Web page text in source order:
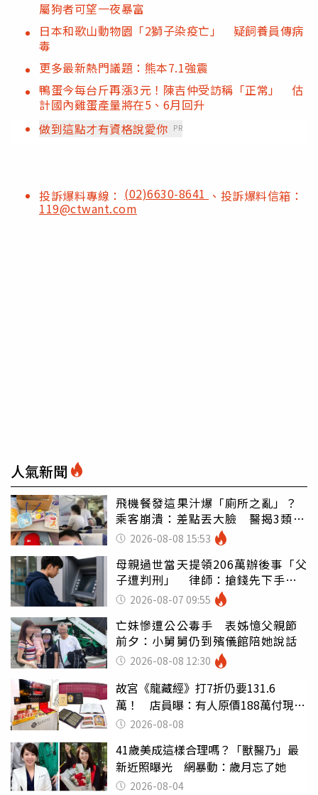
屬狗者可望一夜暴富
日本和歌山動物園「2獅子染疫亡」 疑飼養員傳病
毒
更多最新熱門議題：熊本7.1強震
鴨蛋今每台斤再漲3元！陳吉仲受訪稱「正常」 估
計國內雞蛋產量將在5、6月回升
做到這點才有資格說愛你 PR
投訴爆料專線： (02)6630-8641 、投訴爆料信箱：
119@ctwant.com
人氣新聞
飛機餐發這果汁爆「廁所之亂」？
乘客崩潰：差點丟大臉 醫揭3類人
別亂喝
2026-08-08 15:53
母親過世當天提領206萬辦後事「父
子遭判刑」 律師：搶錢先下手是
罪 2026-08-07 09:55
亡妹慘遭公公毒手 表姊憶父親節
前夕：小舅舅仍到殯儀館陪她說話
2026-08-08 12:30
故宮《龍藏經》打7折仍要131.6
萬！ 店員曝：有人原價188萬付現購
買 2026-08-08
41歲美成這樣合理嗎？「獸醫乃」最
新近照曝光 網暴動：歲月忘了她
2026-08-04